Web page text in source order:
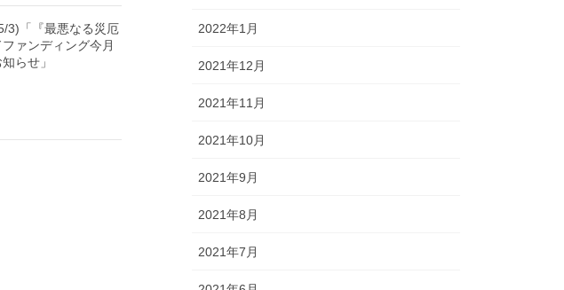
3)「『最悪なる災厄
ァンディング今月
らせ」
2022年1月
2021年12月
2021年11月
2021年10月
2021年9月
2021年8月
2021年7月